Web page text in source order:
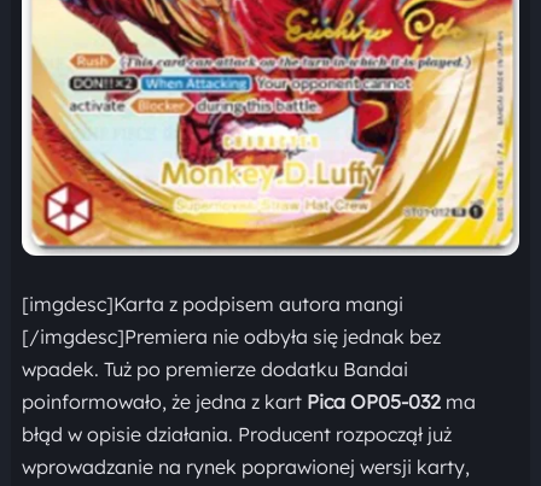
[imgdesc]Karta z podpisem autora mangi
[/imgdesc]Premiera nie odbyła się jednak bez
wpadek. Tuż po premierze dodatku Bandai
poinformowało, że jedna z kart Pica OP05-032 ma
błąd w opisie działania. Producent rozpoczął już
wprowadzanie na rynek poprawionej wersji karty,